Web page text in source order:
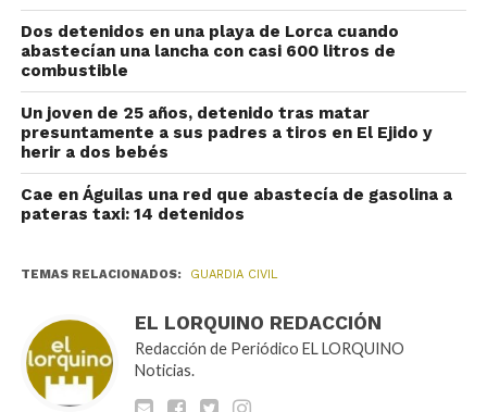
Dos detenidos en una playa de Lorca cuando
abastecían una lancha con casi 600 litros de
combustible
Un joven de 25 años, detenido tras matar
presuntamente a sus padres a tiros en El Ejido y
herir a dos bebés
Cae en Águilas una red que abastecía de gasolina a
pateras taxi: 14 detenidos
TEMAS RELACIONADOS: GUARDIA CIVIL
EL LORQUINO REDACCIÓN
Redacción de Periódico EL LORQUINO
Noticias.